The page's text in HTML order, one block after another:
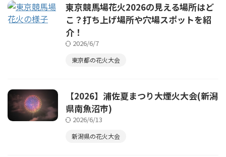
東京競馬場花火2026の見える場所はど
こ？打ち上げ場所や穴場スポットを紹
介！
2026/6/7
東京都の花火大会
【2026】浦佐夏まつり大煙火大会(新潟
県南魚沼市)
2026/6/13
新潟県の花火大会